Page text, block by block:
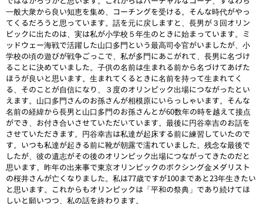
一般大衆から良い知恵を集め、コーチングを受ける。そんな時代がやっ
てくるだろうと思っています。話を元に戻しますと、長男が３回オリン
ピックに出たのは、実は私が小学校５年生のときに始まっています。ミ
ッドウェー海戦で活躍した山口多門という最高司令官がいましたが、小
学校の頃の遊びが戦争ごっこで、私が多門にあこがれて、長男に名づけ
ることに決めていました。子供の名前は生まれる前から名づけてあげた
ほうが良いと思います。生まれてくるときに名前を持って生まれてく
る、そのことが自信になり、３度のオリンピック出場につながったとい
えます。山口多門さんのお孫さんが相模原にいらっしゃいます。そんな
名前の経緯から長男と山口多門のお孫さんとが60数年の時を越えて接点
ができ、お付き合いさせていただいています。最後に円谷幸吉のお話を
させていただきます。円谷幸吉は私達が起床する前に練習していたので
す。いつも私達が起きる前に靴が朝露で濡れていました。残念な最後で
したが、彼の遺志がその後のオリンピック出場につながってきたのだと
思います。昨年の出来事で東京オリンピックのボクシング金メダリスト
の桜井さんが亡くなりました。私は77歳ですが100まであと23年生きたい
と思います。これからもオリンピックは「平和の祭典」であり続けてほ
しいと願いつつ、私の話を終わります。